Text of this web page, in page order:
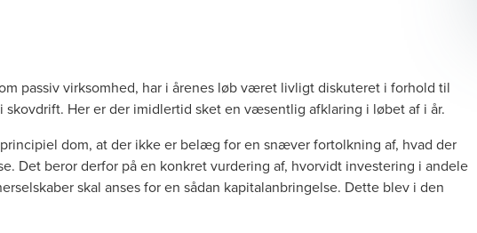
passiv virksomhed, har i årenes løb været livligt diskuteret i forhold til
Her er der imidlertid sket en væsentlig afklaring i løbet af i år.
dom, at der ikke er belæg for en snæver fortolkning af, hvad der
Det beror derfor på en konkret vurdering af, hvorvidt investering i andele
skal anses for en sådan kapitalanbringelse. Dette blev i den